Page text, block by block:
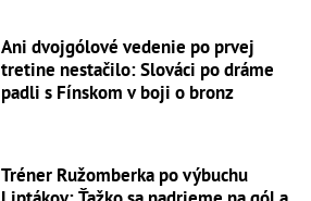
Ani dvojgólové vedenie po prvej
tretine nestačilo: Slováci po dráme
padli s Fínskom v boji o bronz
Tréner Ružomberka po výbuchu